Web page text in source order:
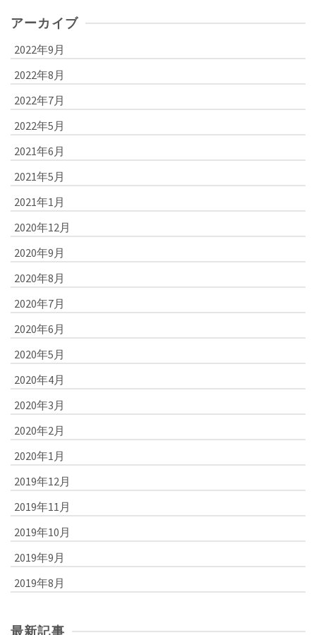
アーカイブ
2022年9月
2022年8月
2022年7月
2022年5月
2021年6月
2021年5月
2021年1月
2020年12月
2020年9月
2020年8月
2020年7月
2020年6月
2020年5月
2020年4月
2020年3月
2020年2月
2020年1月
2019年12月
2019年11月
2019年10月
2019年9月
2019年8月
最新記事